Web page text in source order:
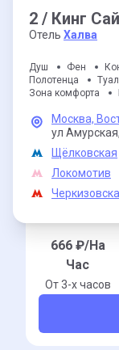
2 / Кинг
Отель Халва
Душ Фен
Полотенца
Зона комфорта
Москва,
ул Амурская,
Щёлковская
Локомотив
666₽/На
Час
От 3-x часов